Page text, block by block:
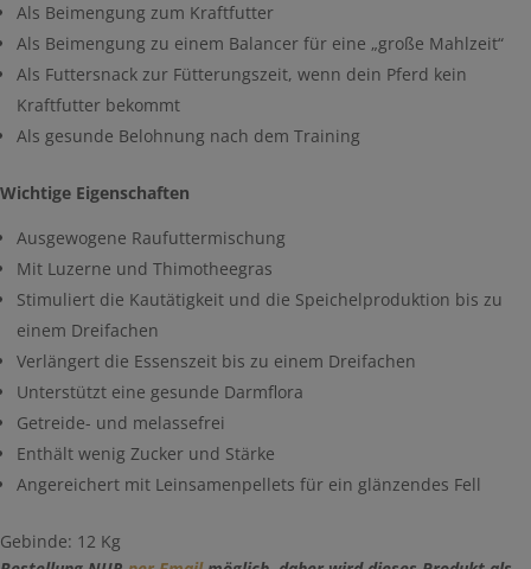
Als Beimengung zum Kraftfutter
Als Beimengung zu einem Balancer für eine „große Mahlzeit“
Als Futtersnack zur Fütterungszeit, wenn dein Pferd kein
Kraftfutter bekommt
Als gesunde Belohnung nach dem Training
Wichtige Eigenschaften
Ausgewogene Raufuttermischung
Mit Luzerne und Thimotheegras
Stimuliert die Kautätigkeit und die Speichelproduktion bis zu
einem Dreifachen
Verlängert die Essenszeit bis zu einem Dreifachen
Unterstützt eine gesunde Darmflora
Getreide- und melassefrei
Enthält wenig Zucker und Stärke
Angereichert mit Leinsamenpellets für ein glänzendes Fell
Gebinde: 12 Kg